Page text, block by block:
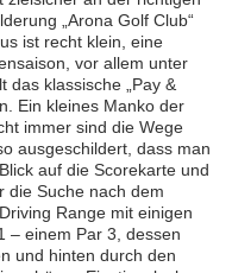
„Arona Golf Club“
ist recht klein, eine
vor allem unter
das klassische „Pay &
Ein kleines Manko der
immer sind die Wege
ausgeschildert, dass man
auf die Scorekarte und
die Suche nach dem
Range mit einigen
– einem Par 3, dessen
und hinten durch den